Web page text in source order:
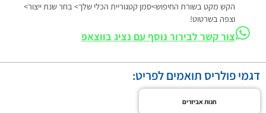
הקש מקט בשורת החיפוש>סמן קטגוריית הכלי שלך> בחר שנת ייצור>
וצפה בשרטוט!
צור קשר לבירור נוסף עם נציג בווצאפ
דגמי פולריס תואמים לפריט:
חנות אביזרים